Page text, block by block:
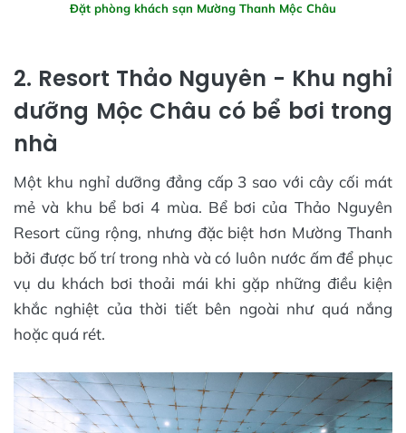
Đặt phòng khách sạn Mường Thanh Mộc Châu
2. Resort Thảo Nguyên - Khu nghỉ
dưỡng Mộc Châu có bể bơi trong
nhà
Một khu nghỉ dưỡng đẳng cấp 3 sao với cây cối mát
mẻ và khu bể bơi 4 mùa. Bể bơi của Thảo Nguyên
Resort cũng rộng, nhưng đặc biệt hơn Mường Thanh
bởi được bố trí trong nhà và có luôn nước ấm để phục
vụ du khách bơi thoải mái khi gặp những điều kiện
khắc nghiệt của thời tiết bên ngoài như quá nắng
hoặc quá rét.